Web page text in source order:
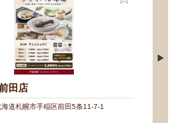
田店
道札幌市手稲区前田5条11-7-1